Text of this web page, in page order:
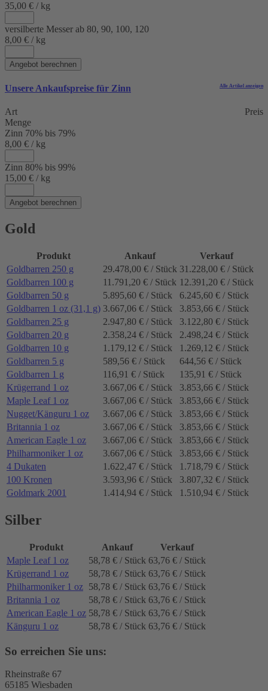
35,00 € / kg
versilberte Messer ab 80, 90, 100, 120
8,00 € / kg
Angebot berechnen
Unsere Ankaufspreise für Zinn Alle Artikel anzeigen
Art
Preis
Menge
Zinn 70% bis 79%
8,00 € / kg
Zinn 80% bis 99%
15,00 € / kg
Angebot berechnen
Gold
Produkt Ankauf
Verkauf
Goldbarren 250 g
29.478,00 € / Stück 31.228,00 € / Stück
Goldbarren 100 g
11.791,20 € / Stück 12.391,20 € / Stück
Goldbarren 50 g
5.895,60 € / Stück
6.245,60 € / Stück
Goldbarren 1 oz (31,1 g) 3.667,06 € / Stück
3.853,66 € / Stück
Goldbarren 25 g
2.947,80 € / Stück
3.122,80 € / Stück
Goldbarren 20 g
2.358,24 € / Stück
2.498,24 € / Stück
Goldbarren 10 g
1.179,12 € / Stück
1.269,12 € / Stück
Goldbarren 5 g
589,56 € / Stück
644,56 € / Stück
Goldbarren 1 g
116,91 € / Stück
135,91 € / Stück
Krügerrand 1 oz
3.667,06 € / Stück
3.853,66 € / Stück
Maple Leaf 1 oz
3.667,06 € / Stück
3.853,66 € / Stück
Nugget/Känguru 1 oz
3.667,06 € / Stück
3.853,66 € / Stück
Britannia 1 oz
3.667,06 € / Stück
3.853,66 € / Stück
American Eagle 1 oz
3.667,06 € / Stück
3.853,66 € / Stück
Philharmoniker 1 oz
3.667,06 € / Stück
3.853,66 € / Stück
4 Dukaten
1.622,47 € / Stück
1.718,79 € / Stück
100 Kronen
3.593,96 € / Stück
3.807,32 € / Stück
Goldmark 2001
1.414,94 € / Stück 1.510,94 € / Stück
Silber
Produkt Ankauf
Verkauf
Maple Leaf 1 oz
58,78 € / Stück 63,76 € / Stück
Krügerrand 1 oz
58,78 € / Stück 63,76 € / Stück
Philharmoniker 1 oz 58,78 € / Stück 63,76 € / Stück
Britannia 1 oz
58,78 € / Stück 63,76 € / Stück
American Eagle 1 oz 58,78 € / Stück 63,76 € / Stück
Känguru 1 oz
58,78 € / Stück 63,76 € / Stück
So erreichen Sie uns:
Rheinstraße 67
65185 Wiesbaden